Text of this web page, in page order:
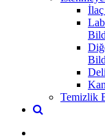
Temizlik